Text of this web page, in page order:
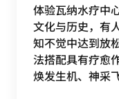
体验瓦纳水疗中
文化与历史，有
知不觉中达到放
法搭配具有疗愈
焕发生机、神采